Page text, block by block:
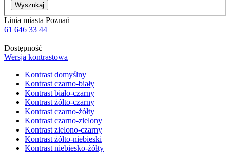
Wyszukaj
Linia miasta Poznań
61 646 33 44
Dostępność
Wersja kontrastowa
Kontrast domyślny
Kontrast czarno-biały
Kontrast biało-czarny
Kontrast żółto-czarny
Kontrast czarno-żółty
Kontrast czarno-zielony
Kontrast zielono-czarny
Kontrast żółto-niebieski
Kontrast niebiesko-żółty